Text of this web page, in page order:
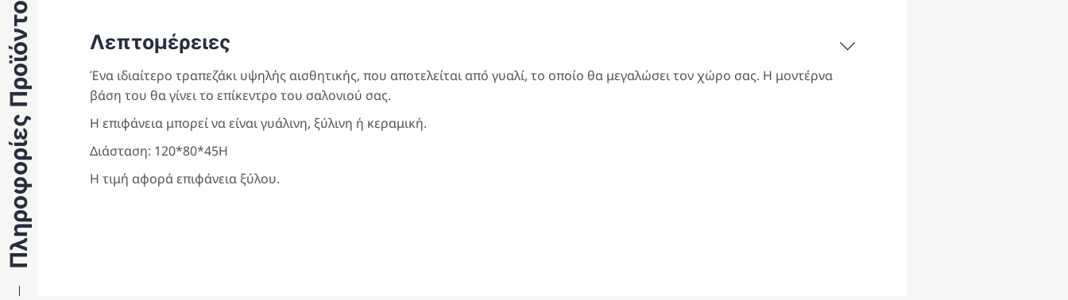
Πληροφορίες Προϊόντος Λεπτομέρειες
Ένα ιδιαίτερο τραπεζάκι υψηλής αισθητικής, που αποτελείται από γυαλί, το οποίο θα μεγαλώσει τον χώρο σας. Η μοντέρνα
βάση του θα γίνει το επίκεντρο του σαλονιού σας.
Η επιφάνεια μπορεί να είναι γυάλινη, ξύλινη ή κεραμική.
Διάσταση: 120*80*45Η
Η τιμή αφορά επιφάνεια ξύλου.